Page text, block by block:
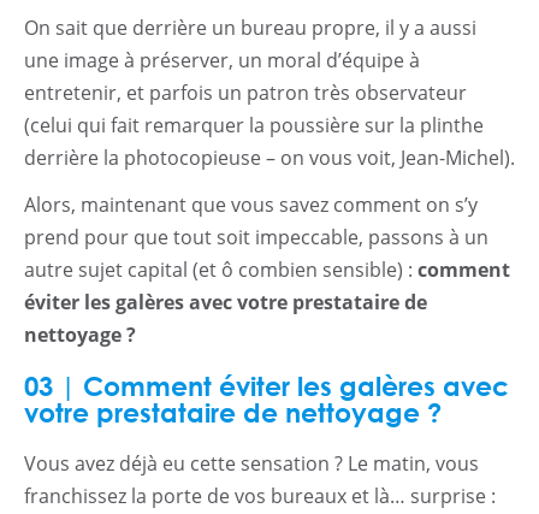
On sait que derrière un bureau propre, il y a aussi
une image à préserver, un moral d’équipe à
entretenir, et parfois un patron très observateur
(celui qui fait remarquer la poussière sur la plinthe
derrière la photocopieuse – on vous voit, Jean-Michel).
Alors, maintenant que vous savez comment on s’y
prend pour que tout soit impeccable, passons à un
autre sujet capital (et ô combien sensible) : comment
éviter les galères avec votre prestataire de
nettoyage ?
03 | Comment éviter les galères avec
votre prestataire de nettoyage ?
Vous avez déjà eu cette sensation ? Le matin, vous
franchissez la porte de vos bureaux et là… surprise :